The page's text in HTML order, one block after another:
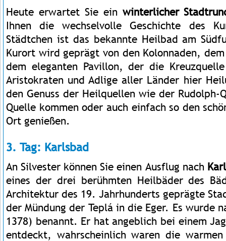
Heute erwartet Sie ein winterlicher
Ihnen die wechselvolle Geschichte des
Städtchen ist das bekannte Heilbad am
Kurort wird geprägt von den Kolonnaden,
dem eleganten Pavillon, der die
Aristokraten und Adlige aller Länder hier
den Genuss der Heilquellen wie der Rudolph-
Quelle kommen oder auch einfach so den
Ort genießen.
3. Tag: Karlsbad
An Silvester können Sie einen Ausflug nach
eines der drei berühmten Heilbäder des
Architektur des 19. Jahrhunderts geprägte
der Mündung der Teplá in die Eger. Es wurde
1378) benannt. Er hat angeblich bei einem
entdeckt, wahrscheinlich waren die